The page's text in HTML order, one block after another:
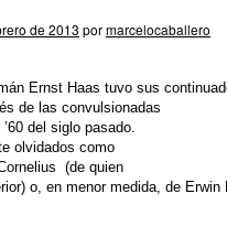
de 2013 pormarcelocaballero
Ernst Haas tuvo sus
de las convulsionadas
del siglo pasado.
olvidados como
(de quien
o, en menor medida, de Erwin